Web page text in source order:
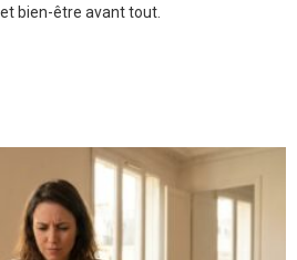
bien-être avant tout.